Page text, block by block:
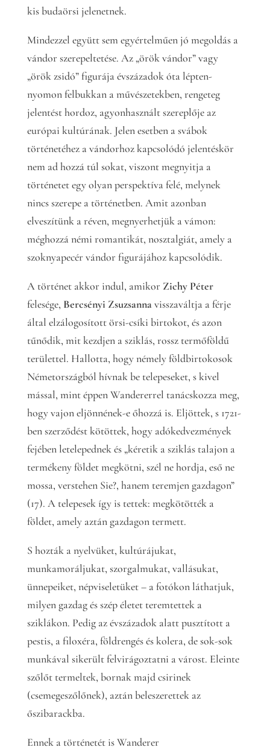
kis budaörsi jelenetnek.
Mindezzel együtt sem egyértelműen jó megoldás a
vándor szerepeltetése. Az „örök vándor” vagy
„örök zsidó” figurája évszázadok óta lépten-
nyomon felbukkan a művészetekben, rengeteg
jelentést hordoz, agyonhasznált szereplője az
európai kultúrának. Jelen esetben a svábok
történetéhez a vándorhoz kapcsolódó jelentéskör
nem ad hozzá túl sokat, viszont megnyitja a
történetet egy olyan perspektíva felé, melynek
nincs szerepe a történetben. Amit azonban
elveszítünk a réven, megnyerhetjük a vámon:
méghozzá némi romantikát, nosztalgiát, amely a
szoknyapecér vándor figurájához kapcsolódik.
A történet akkor indul, amikor Zichy Péter
felesége, Bercsényi Zsuzsannavisszaváltja a férje
által elzálogosított örsi-csíki birtokot, és azon
tűnődik, mit kezdjen a sziklás, rossz termőföldű
területtel. Hallotta, hogy némely földbirtokosok
Németországból hívnak be telepeseket, s kivel
mással, mint éppen Wandererrel tanácskozza meg,
hogy vajon eljönnének-e őhozzá is. Eljöttek, s 1721-
ben szerződést kötöttek, hogy adókedvezmények
fejében letelepednek és „kéretik a sziklás talajon a
termékeny földet megkötni, szél ne hordja, eső ne
mossa, verstehen Sie?, hanem teremjen gazdagon”
(17). A telepesek így is tettek: megkötötték a
földet, amely aztán gazdagon termett.
S hozták a nyelvüket, kultúrájukat,
munkamoráljukat, szorgalmukat, vallásukat,
ünnepeiket, népviseletüket – a fotókon láthatjuk,
milyen gazdag és szép életet teremtettek a
sziklákon. Pedig az évszázadok alatt pusztított a
pestis, a filoxéra, földrengés és kolera, de sok-sok
munkával sikerült felvirágoztatni a várost. Eleinte
szőlőt termeltek, bornak majd csirinek
(csemegeszőlőnek), aztán beleszerettek az
őszibarackba.
Ennek a történetét is Wanderer